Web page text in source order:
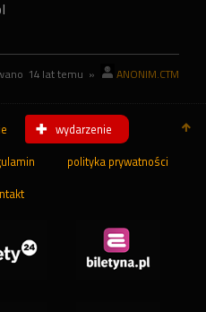
14 lat temu » ANONIM.CTM
wydarzenie
polityka prywatności